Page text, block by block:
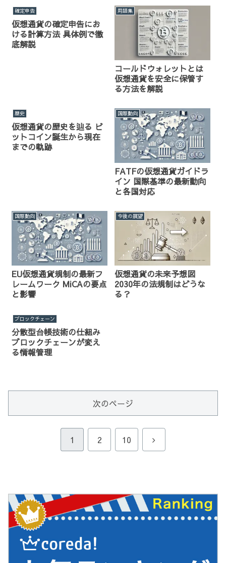
確定申告
仮想通貨の確定申告にお
ける計算方法 具体例で徹
底解説
用語集
コールドウォレットとは
仮想通貨を安全に保管す
る方法を解説
歴史
仮想通貨の歴史を辿る ビ
ットコイン誕生から現在
までの軌跡
国際動向
FATFの仮想通貨ガイドラ
イン 国際基準の最新動向
と各国対応
国際動向
EU仮想通貨規制の最新フ
レームワーク MiCAの要点
と影響
今後の展望
仮想通貨の未来予想図
2030年の法規制はどうな
る？
ブロックチェーン
分散型台帳技術の仕組み
ブロックチェーンが変え
る情報管理
次のページ
1 2 10
次